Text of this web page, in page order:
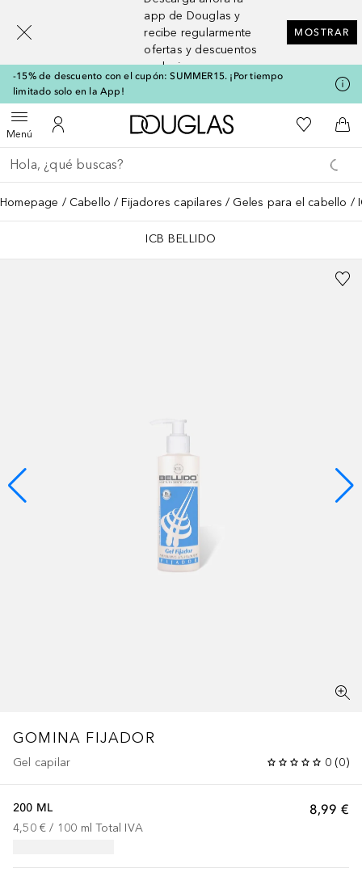
app de Douglas y
recibe regularmente
ofertas y descuentos
exclusivos
MOSTRAR
-15% de descuento con el cupón: SUMMER15. ¡Por tiempo
limitado solo en la App!
MenúAbrir menúMi cuenta
A Douglas HomeMi lista de
A
Regresar
Ejecutar búsqueda
Homepage Cabello Fijadores capilares Geles para el cabello
ICB BELLIDO
GOMINA FIJADOR
Gel capilar 0 (0)
8,99 €
200 ML
4,50 € / 100 ml Total IVA
[navigation.slideout.screenreader]